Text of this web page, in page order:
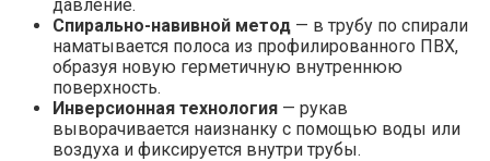
давление.
Спирально-навивной метод — в трубу по спирали
наматывается полоса из профилированного ПВХ,
образуя новую герметичную внутреннюю
поверхность.
Инверсионная технология — рукав
выворачивается наизнанку с помощью воды или
воздуха и фиксируется внутри трубы.